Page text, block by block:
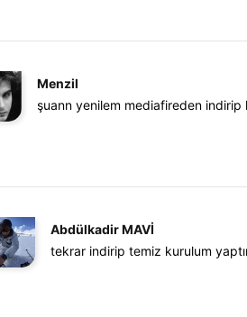
Menzil
şuann yenilem mediafireden indirip
Abdülkadir MAVİ
tekrar indirip temiz kurulum